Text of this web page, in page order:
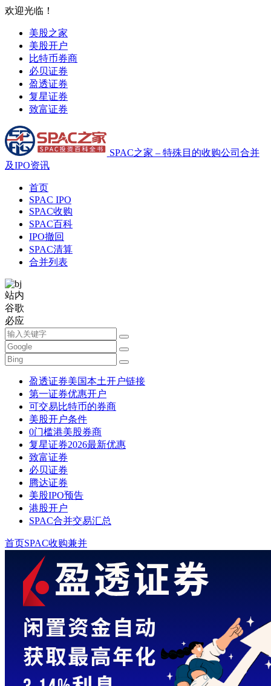
欢迎光临！
美股之家
美股开户
比特币券商
必贝证券
盈透证券
复星证券
致富证券
SPAC之家 – 特殊目的收购公司合并
及IPO资讯
首页
SPAC IPO
SPAC收购
SPAC百科
IPO撤回
SPAC清算
合并列表
站内
谷歌
必应
盈透证券美国本土开户链接
第一证券优惠开户
可交易比特币的券商
美股开户条件
0门槛港美股券商
复星证券2026最新优惠
致富证券
必贝证券
腾达证券
美股IPO预告
港股开户
SPAC合并交易汇总
首页SPAC收购兼并